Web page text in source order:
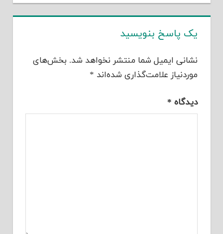
یک پاسخ بنویسید
نشانی ایمیل شما منتشر نخواهد شد. بخش‌های
موردنیاز علامت‌گذاری شده‌اند *
دیدگاه *